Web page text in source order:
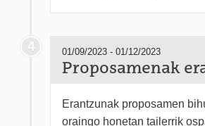
4 01/09/2023 - 01/12/2023
Proposamenak
Erantzunak proposamen
oraingo honetan tailerrik